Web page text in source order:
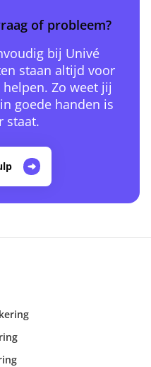
of probleem?
bij Univé
staan altijd voor
Zo weet jij
goede handen is
staat.